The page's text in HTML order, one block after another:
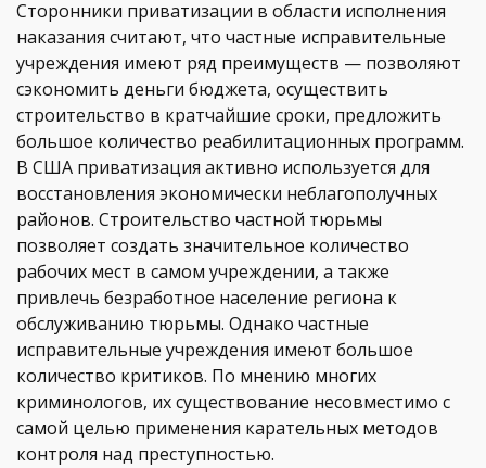
Сторонники приватизации в области исполнения
наказания считают, что частные исправительные
учреждения имеют ряд преимуществ — позволяют
сэкономить деньги бюджета, осуществить
строительство в кратчайшие сроки, предложить
большое количество реабилитационных программ.
В США приватизация активно используется для
восстановления экономически неблагополучных
районов. Строительство частной тюрьмы
позволяет создать значительное количество
рабочих мест в самом учреждении, а также
привлечь безработное население региона к
обслуживанию тюрьмы. Однако частные
исправительные учреждения имеют большое
количество критиков. По мнению многих
криминологов, их существование несовместимо с
самой целью применения карательных методов
контроля над преступностью.